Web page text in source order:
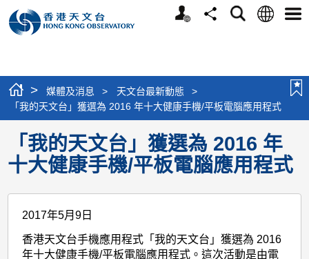
個
分
搜
語
選
> 媒體及消息 > 天文台最新動態
>
「我的天文台」獲選為 2016 年十大健康手機/平板電腦應用程式
「我的天文台」獲選為 2016 年
十大健康手機/平板電腦應用程式
2017年5月9日
香港天文台手機應用程式「我的天文台」獲選為 2016
年十大健康手機/平板電腦應用程式。這次活動是由電